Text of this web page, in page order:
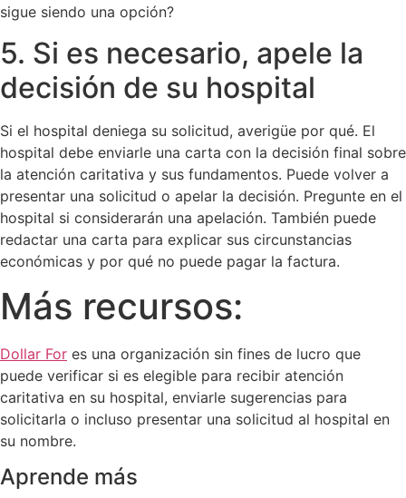
sigue siendo una opción?
5. Si es necesario, apele la
decisión de su hospital
Si el hospital deniega su solicitud, averigüe por qué. El
hospital debe enviarle una carta con la decisión final sobre
la atención caritativa y sus fundamentos. Puede volver a
presentar una solicitud o apelar la decisión. Pregunte en el
hospital si considerarán una apelación. También puede
redactar una carta para explicar sus circunstancias
económicas y por qué no puede pagar la factura.
Más recursos:
Dollar For es una organización sin fines de lucro que
puede verificar si es elegible para recibir atención
caritativa en su hospital, enviarle sugerencias para
solicitarla o incluso presentar una solicitud al hospital en
su nombre.
Aprende más